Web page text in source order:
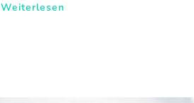
Weiterlesen